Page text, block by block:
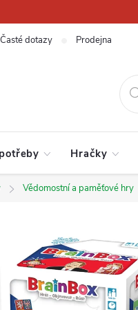
Časté dotazy Prodejna
Hračky
Vědomostní a paměťové hry